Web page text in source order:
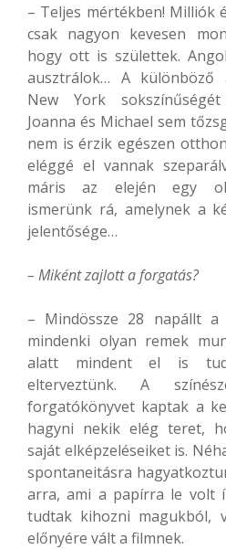
– Teljes mértékben! Milliók
csak nagyon kevesen
hogy ott is születtek.
ausztrálok… A különböző
New York
Joanna és Michael sem
nem is érzik egészen
eléggé el vannak
máris az elején egy
ismerünk rá, amelynek a
jelentősége…
– Miként zajlott a forgatás?
– Mindössze 28 napállt a
mindenki olyan remek
alatt mindent el is
elterveztünk. A
forgatókönyvet kaptak a
hagyni nekik elég teret,
saját elképzeléseiket is.
spontaneitásra
arra, ami a papírra le volt
tudtak kihozni magukból,
előnyére vált a filmnek.